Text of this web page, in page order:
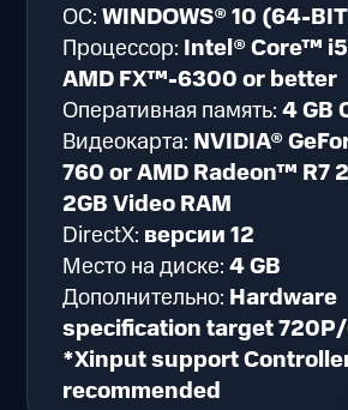
ОС:WINDOWS® 10 (64-
Процессор: Intel® Core™
AMD FX™-6300 or better
Оперативная память:4 GB
Видеокарта: NVIDIA®
760 or AMD Radeon™ R7
2GB Video RAM
DirectX: версии 12
Место на диске:4 GB
Дополнительно: Hardware
specification target
*Xinput support
recommended